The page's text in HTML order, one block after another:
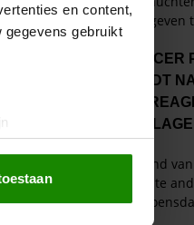
en content,
gegevens gebruikt